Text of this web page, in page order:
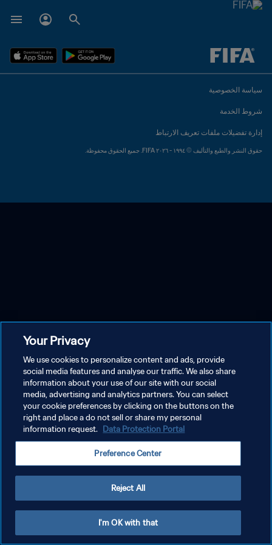
يُحدَّد لاحقاً ضد يُحدَّد لاحقاً
سياسة الخصوصية
شروط الخدمة
إدارة تفضيلات ملفات تعريف الارتباط
حقوق النشر والطبع والتأليف © ١٩٩٤ - ٢٠٢٦ FIFA. جميع الحقوق محفوظة.
Your Privacy
We use cookies to personalize content and ads, provide
social media features and analyse our traffic. We also share
information about your use of our site with our social
media, advertising and analytics partners. You can select
your cookie preferences by clicking on the buttons on the
right and place a do not sell or share my personal
information request. Data Protection Portal
Preference Center
Reject All
I'm OK with that